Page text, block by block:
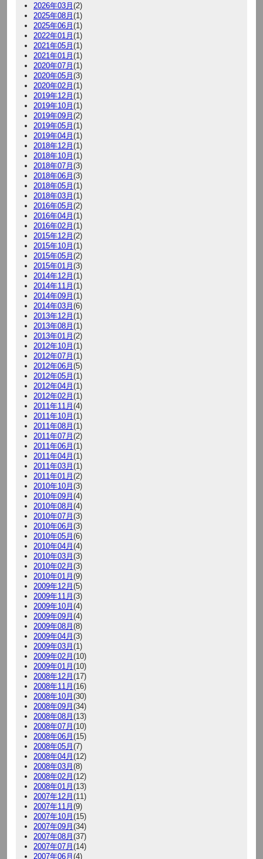
2026年03月(2)
2025年08月(1)
2025年06月(1)
2022年01月(1)
2021年05月(1)
2021年01月(1)
2020年07月(1)
2020年05月(3)
2020年02月(1)
2019年12月(1)
2019年10月(1)
2019年09月(2)
2019年05月(1)
2019年04月(1)
2018年12月(1)
2018年10月(1)
2018年07月(3)
2018年06月(3)
2018年05月(1)
2018年03月(1)
2016年05月(2)
2016年04月(1)
2016年02月(1)
2015年12月(2)
2015年10月(1)
2015年05月(2)
2015年01月(3)
2014年12月(1)
2014年11月(1)
2014年09月(1)
2014年03月(6)
2013年12月(1)
2013年08月(1)
2013年01月(2)
2012年10月(1)
2012年07月(1)
2012年06月(5)
2012年05月(1)
2012年04月(1)
2012年02月(1)
2011年11月(4)
2011年10月(1)
2011年08月(1)
2011年07月(2)
2011年06月(1)
2011年04月(1)
2011年03月(1)
2011年01月(2)
2010年10月(3)
2010年09月(4)
2010年08月(4)
2010年07月(3)
2010年06月(3)
2010年05月(6)
2010年04月(4)
2010年03月(3)
2010年02月(3)
2010年01月(9)
2009年12月(5)
2009年11月(3)
2009年10月(4)
2009年09月(4)
2009年08月(8)
2009年04月(3)
2009年03月(1)
2009年02月(10)
2009年01月(10)
2008年12月(17)
2008年11月(16)
2008年10月(30)
2008年09月(34)
2008年08月(13)
2008年07月(10)
2008年06月(15)
2008年05月(7)
2008年04月(12)
2008年03月(8)
2008年02月(12)
2008年01月(13)
2007年12月(11)
2007年11月(9)
2007年10月(15)
2007年09月(34)
2007年08月(37)
2007年07月(14)
2007年06月(4)